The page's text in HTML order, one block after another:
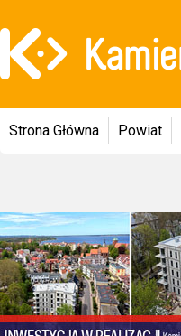
Strona Główna Powiat